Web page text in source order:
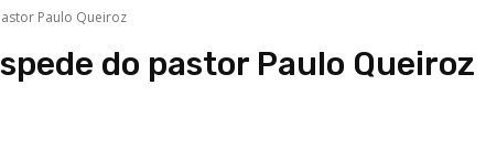
Paulo Queiroz
do pastor Paulo Queiroz